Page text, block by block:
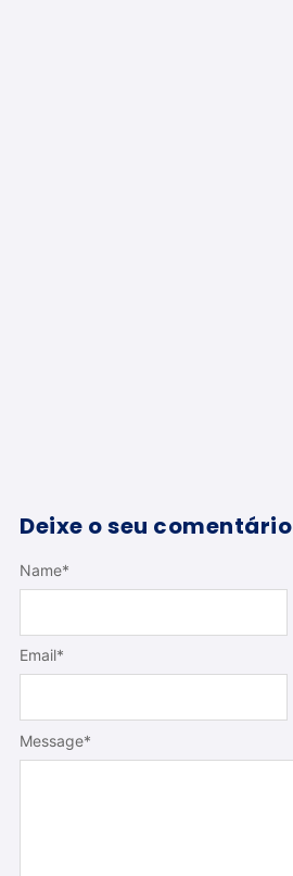
Deixe o seu comentário
Message*
Name*
Email*